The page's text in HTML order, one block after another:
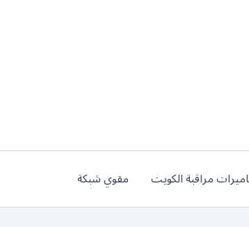
مراقبة الكويت مقوي شبكة